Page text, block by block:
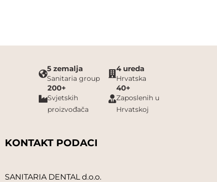
5 zemalja
Sanitaria group
4 ureda
Hrvatska
200+
Svjetskih
proizvođača
40+
Zaposlenih u
Hrvatskoj
KONTAKT PODACI
SANITARIA DENTAL d.o.o.